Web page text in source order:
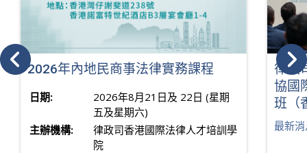
2026年內地民商事法律實務課程
日期:
2026年8月21日及 22日 (星期
五及星期六)
主辦機構:
律政司香港國際法律人才培訓學
院
律政
協國
班（
最新